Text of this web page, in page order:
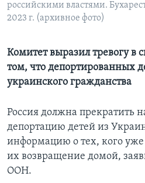
Языки
российскими властями.
2023 г. (архивное фото)
Комитет выразил тревогу в
том, что депортированных
украинского гражданства
Россия должна прекратить
депортацию детей из
информацию о тех, кого уже
их возвращение домой,
ООН.